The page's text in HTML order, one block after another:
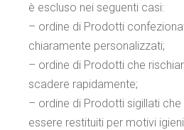
è escluso nei seguenti casi:
– ordine di Prodotti
chiaramente personalizzati;
– ordine di Prodotti che
scadere rapidamente;
– ordine di Prodotti sigillati
essere restituiti per motivi